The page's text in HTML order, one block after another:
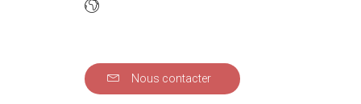
Nous contacter